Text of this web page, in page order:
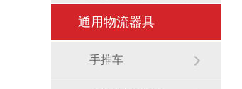
通用物流器具
手推车